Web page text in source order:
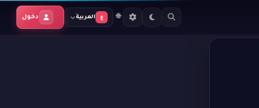
🌐 ع العربية دخول